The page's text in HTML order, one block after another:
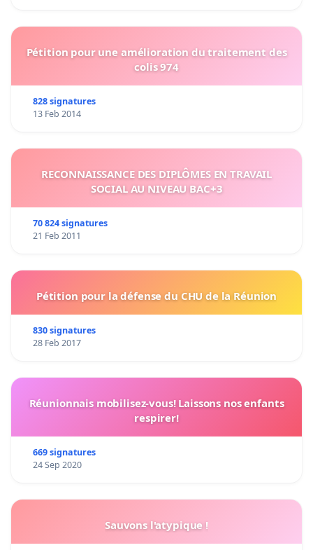
Pétition pour une amélioration du traitement des
colis 974
828 signatures
13 Feb 2014
RECONNAISSANCE DES DIPLÔMES EN TRAVAIL
SOCIAL AU NIVEAU BAC+3
70 824 signatures
21 Feb 2011
Pétition pour la défense du CHU de la Réunion
830 signatures
28 Feb 2017
Réunionnais mobilisez-vous! Laissons nos enfants
respirer!
669 signatures
24 Sep 2020
Sauvons l'atypique !